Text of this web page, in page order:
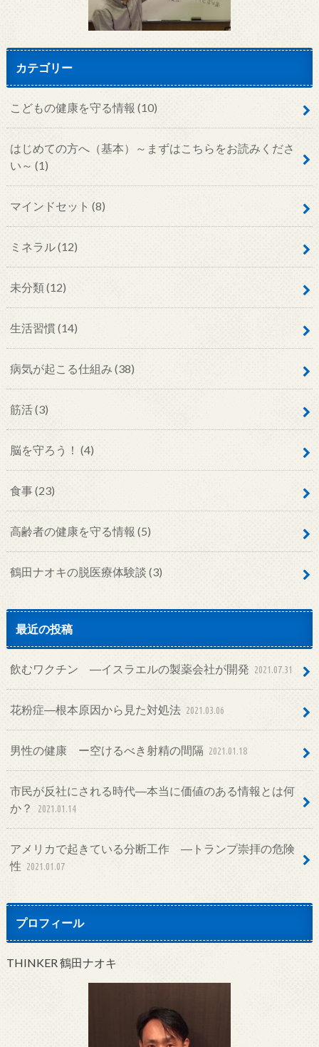
カテゴリー
こどもの健康を守る情報 (10)
はじめての方へ（基本）～まずはこちらをお読みくださ
い～ (1)
マインドセット (8)
ミネラル(12)
未分類(12)
生活習慣(14)
病気が起こる仕組み (38)
筋活(3)
脳を守ろう！ (4)
食事(23)
高齢者の健康を守る情報 (5)
鶴田ナオキの脱医療体験談 (3)
最近の投稿
飲むワクチン ―イスラエルの製薬会社が開発 2021.07.31
花粉症―根本原因から見た対処法 2021.03.06
男性の健康 ー空けるべき射精の間隔 2021.01.18
市民が反社にされる時代―本当に価値のある情報とは何
か？
2021.01.14
アメリカで起きている分断工作 ―トランプ崇拝の危険
性 2021.01.07
プロフィール
THINKER 鶴田ナオキ